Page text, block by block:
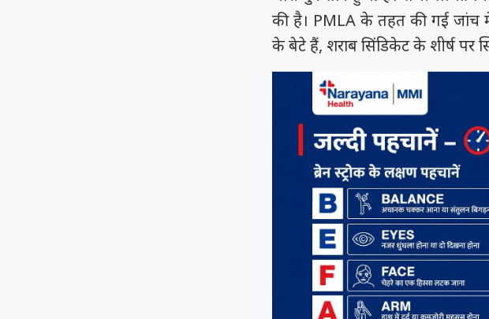
की है। PMLA के तहत की गई
के बेटे हैं, शराब सिंडिकेट के शीर्ष पर